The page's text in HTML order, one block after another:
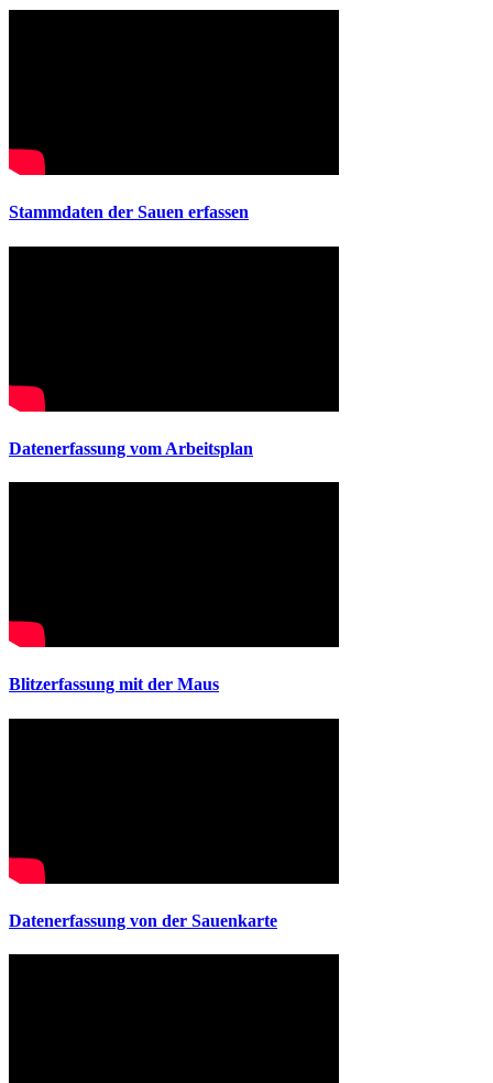
Stammdaten der Sauen erfassen
Datenerfassung vom Arbeitsplan
Blitzerfassung mit der Maus
Datenerfassung von der Sauenkarte